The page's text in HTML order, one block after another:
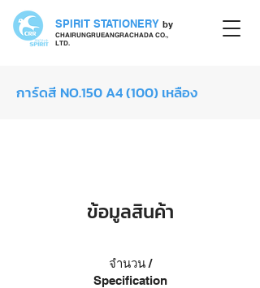
SPIRIT STATIONERY by
CHAIRUNGRUEANGRACHADA CO.,
LTD.
การ์ดสี NO.150 A4 (100) เหลือง
ข้อมูลสินค้า
จำนวน /
Specification